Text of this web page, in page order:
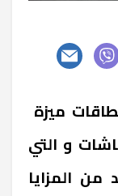
ميزة
و التي
المزايا